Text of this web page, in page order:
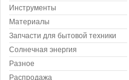
Инструменты
Материалы
Запчасти для бытовой техники
Солнечная энергия
Разное
Распродажа